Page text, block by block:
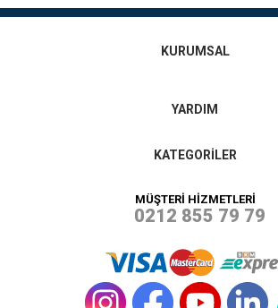
KURUMSAL
YARDIM
KATEGORİLER
MÜŞTERİ HİZMETLERİ
0212 855 79 79